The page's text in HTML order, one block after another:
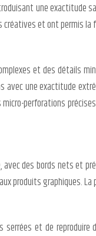
une exactitude
et ont permis
et des détails
une exactitude
perforations
des bords nets et
produits graphiques.
et de